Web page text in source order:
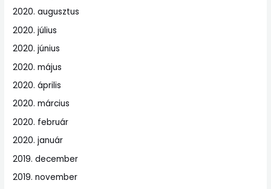
2020. augusztus
2020. július
2020. június
2020. május
2020. április
2020. március
2020. február
2020. január
2019. december
2019. november